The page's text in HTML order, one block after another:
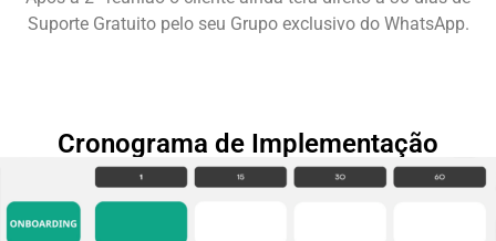
Suporte Gratuito pelo seu Grupo exclusivo do WhatsApp.
Cronograma de Implementação